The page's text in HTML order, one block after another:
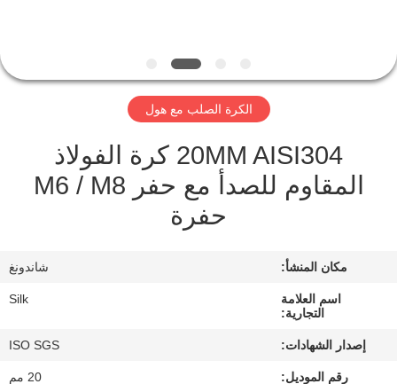
الجودة
حالات
اطلب
اقتباس
الكرة الصلب مع هول
20MM AISI304 كرة الفولاذ
المقاوم للصدأ مع حفر M6 / M8
حفرة
مكان المنشأ: شاندونغ
اسم العلامة
التجارية:
Silk
إصدار الشهادات: ISO SGS
رقم الموديل: 20 مم